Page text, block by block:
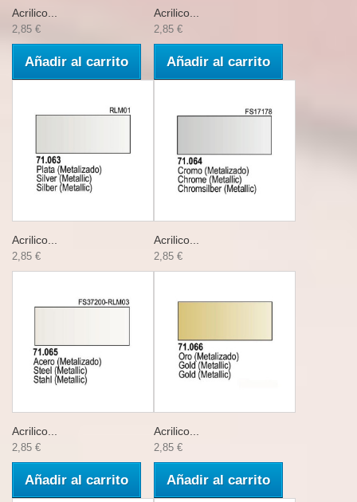
Acrilico...
2,85 €
Añadir al carrito
Acrilico...
2,85 €
Añadir al carrito
Acrilico...
2,85 €
Acrilico...
2,85 €
Acrilico...
2,85 €
Añadir al carrito
Acrilico...
2,85 €
Añadir al carrito